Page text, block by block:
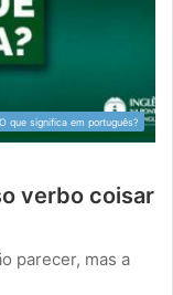
O que significa em português?
verbo coisar
parecer, mas a